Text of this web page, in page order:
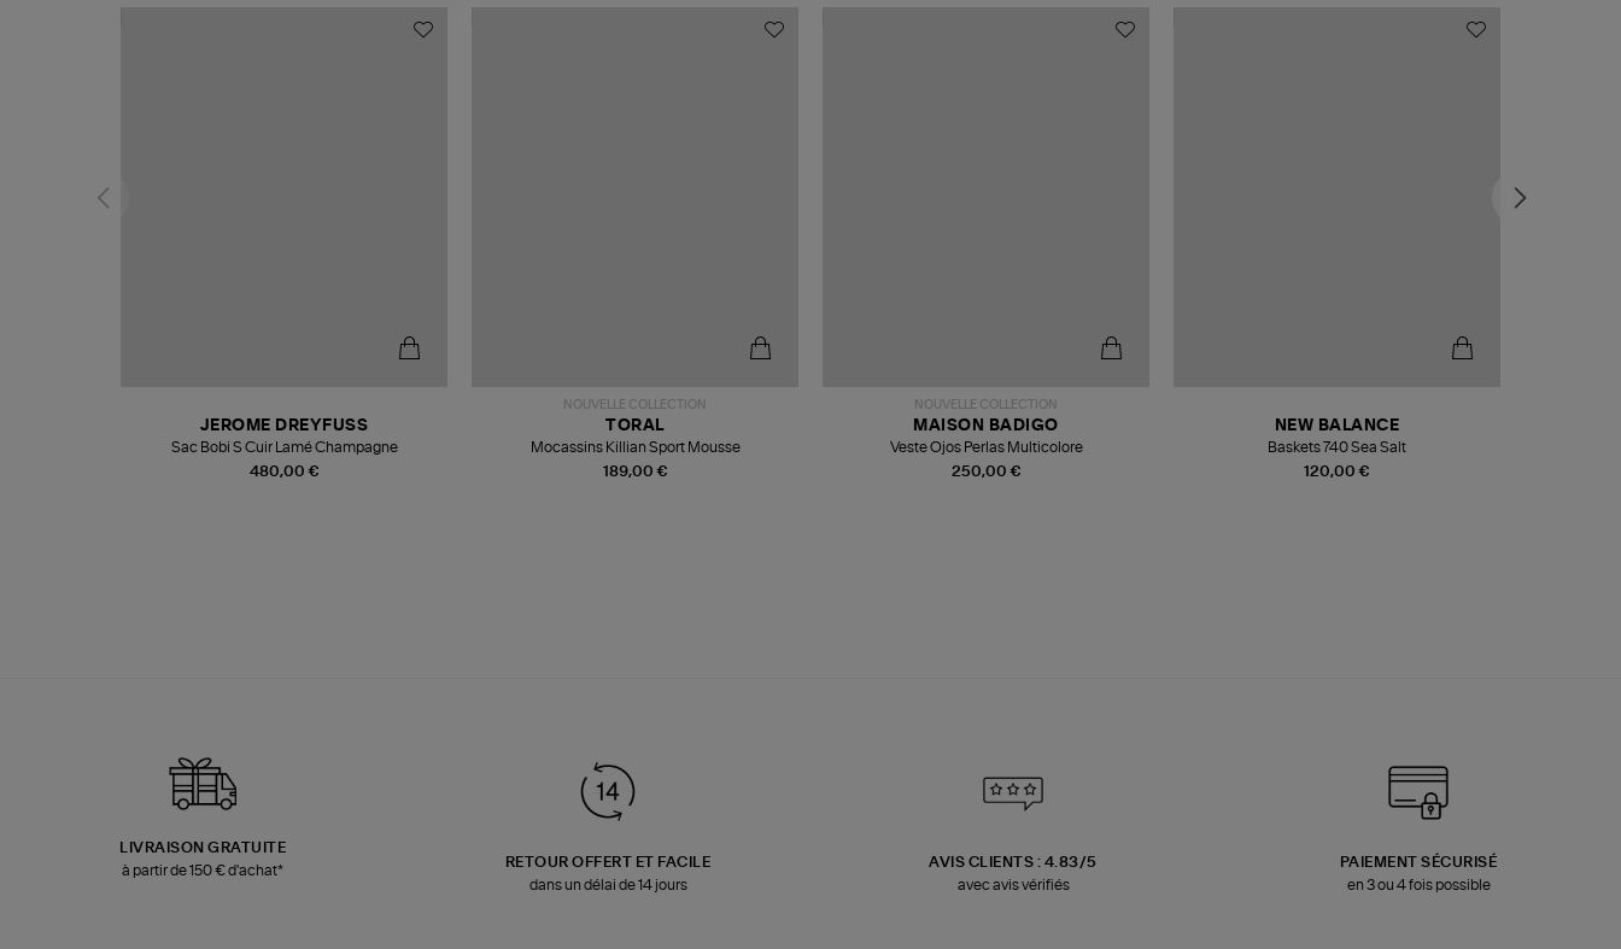
480,00 €
JEROME DREYFUSS
Sac Bobi S Cuir Lamé Champagne
NOUVELLE COLLECTION
189,00 €
TORAL
Mocassins Killian Sport Mousse
NOUVELLE COLLECTION
250,00 €
MAISON BADIGO
Veste Ojos Perlas Multicolore
120,00 €
NEW BALANCE
Baskets 740 Sea Salt
LIVRAISON GRATUITE
à partir de 150 € d'achat*
RETOUR OFFERT ET FACILE
dans un délai de 14 jours
AVIS CLIENTS : 4.83/5
avec avis vérifiés
PAIEMENT SÉCURISÉ
en 3 ou 4 fois possible